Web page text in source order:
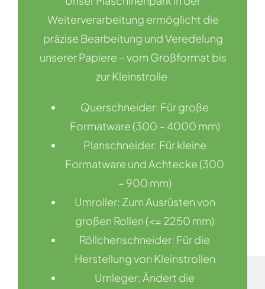
Weiterverarbeitung ermöglicht die
präzise Bearbeitung und Veredelung
unserer Papiere – vom Großformat bis
zur Kleinstrolle.
Querschneider: Für große
Formatware (300 – 4000 mm)
Planschneider: Für kleine
Formatware und Achtecke (300
– 900 mm)
Umroller: Zum Ausrüsten von
großen Rollen (<= 2250 mm)
Röllchenschneider: Für die
Herstellung von Kleinstrollen
Umleger: Ändert die